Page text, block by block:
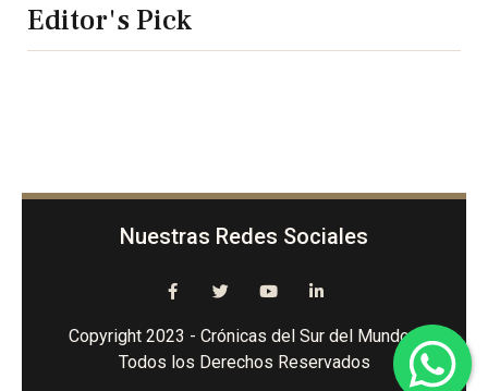
Editor's Pick
Nuestras Redes Sociales
Copyright 2023 - Crónicas del Sur del Mundo -
Todos los Derechos Reservados